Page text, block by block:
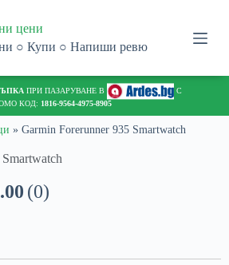
цени
○ Купи ○ Напиши ревю
ПРИ ПАЗАРУВАНЕ В
С
КОД: 1816-9564-4975-8905
» Garmin Forerunner 935 Smartwatch
0